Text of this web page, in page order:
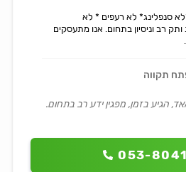
053-
סנפלינג* לא רעפים * לא
רב וניסיון בתחום. אנו מתעסקים
תקווה
הגיע בזמן, מפגין ידע רב בתחום.